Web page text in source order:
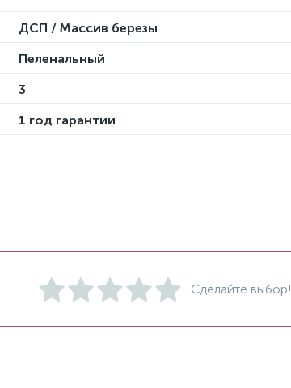
ДСП / Массив березы
Пеленальный
3
1 год гарантии
Сделайте выбор!